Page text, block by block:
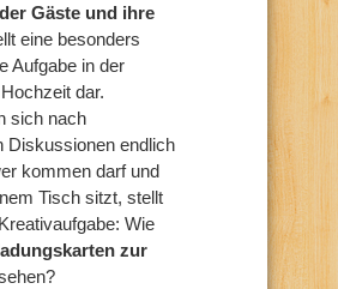
Gäste und ihre
eine besonders
Aufgabe in der
dar.
sich nach
Diskussionen endlich
kommen darf und
Tisch sitzt, stellt
Wie
zur